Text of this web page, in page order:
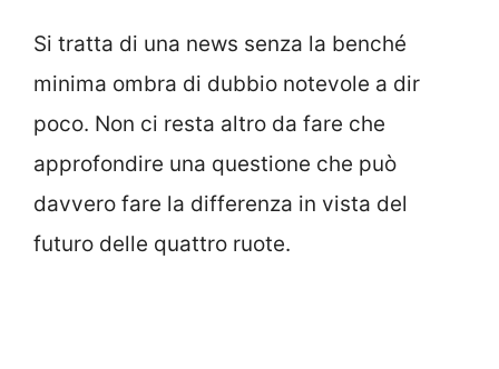
Si tratta di una news senza la benché
minima ombra di dubbio notevole a dir
poco. Non ci resta altro da fare che
approfondire una questione che può
davvero fare la differenza in vista del
futuro delle quattro ruote.